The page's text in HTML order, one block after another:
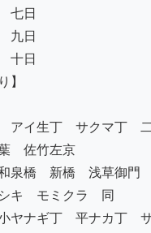
日
九日
日
】
アイ生丁　サクマ丁　
　佐竹左京
泉橋　新橋　浅草御門
キ　モミクラ　同
ヤナギ丁　平ナカ丁　